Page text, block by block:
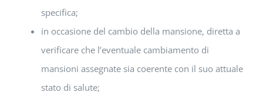
specifica;
in occasione del cambio della mansione, diretta a
verificare che l’eventuale cambiamento di
mansioni assegnate sia coerente con il suo attuale
stato di salute;